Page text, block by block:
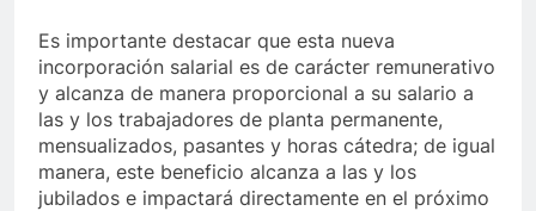
Es importante destacar que esta nueva
incorporación salarial es de carácter remunerativo
y alcanza de manera proporcional a su salario a
las y los trabajadores de planta permanente,
mensualizados, pasantes y horas cátedra; de igual
manera, este beneficio alcanza a las y los
jubilados e impactará directamente en el próximo